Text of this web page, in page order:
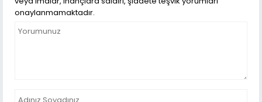
onaylanmamaktadır.